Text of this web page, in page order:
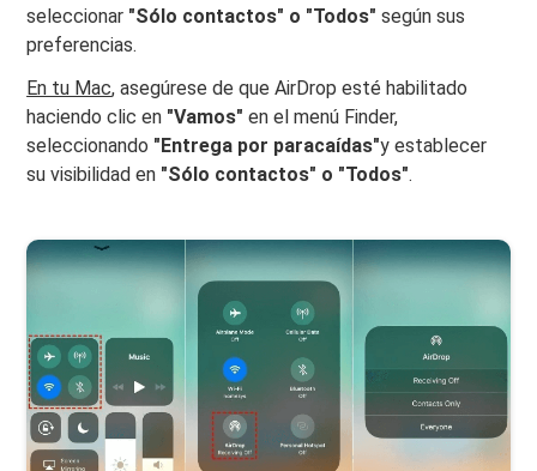
seleccionar "Sólo contactos" o "Todos" según sus
preferencias.
En tu Mac, asegúrese de que AirDrop esté habilitado
haciendo clic en "Vamos" en el menú Finder,
seleccionando "Entrega por paracaídas"y establecer
su visibilidad en "Sólo contactos" o "Todos".